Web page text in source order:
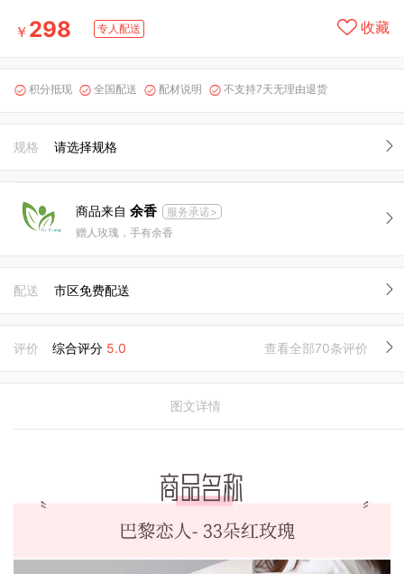
￥ 298 专人配送 收藏
 积分抵现  全国配送  配材说明  不支持7天无理由退货
规格 请选择规格
商品来自 余香
服务承诺>
赠人玫瑰，手有余香
配送 市区免费配送
评价 综合评分 5.0 查看全部70条评价
图文详情